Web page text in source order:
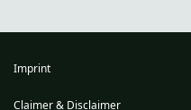
Imprint
Claimer & Disclaimer